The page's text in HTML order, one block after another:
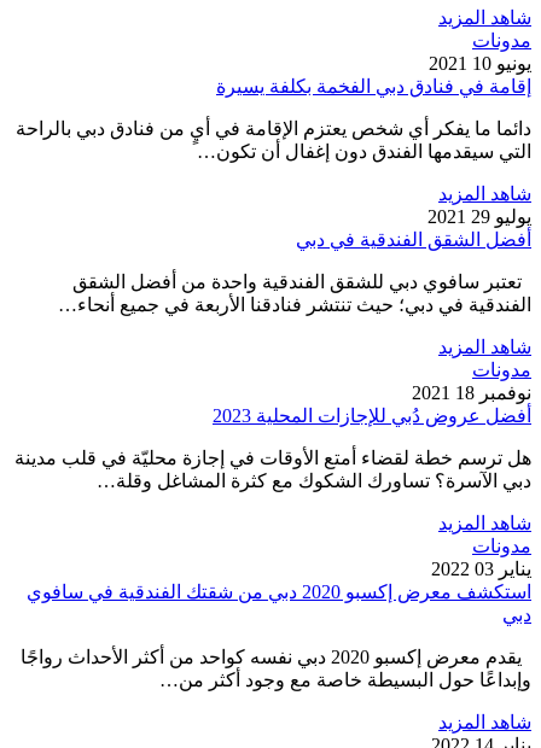
شاهد المزيد
مدونات
يونيو 10 2021
إقامة في فنادق دبي الفخمة بكلفة يسيرة
دائما ما يفكر أي شخص يعتزم الإقامة في أيٍ من فنادق دبي بالراحة
التي سيقدمها الفندق دون إغفال أن تكون…
شاهد المزيد
يوليو 29 2021
أفضل الشقق الفندقية في دبي
تعتبر سافوي دبي للشقق الفندقية واحدة من أفضل الشقق
الفندقية في دبي؛ حيث تنتشر فنادقنا الأربعة في جميع أنحاء…
شاهد المزيد
مدونات
نوفمبر 18 2021
أفضل عروض دُبي للإجازات المحلية 2023
هل ترسم خطة لقضاء أمتع الأوقات في إجازة محليّة في قلب مدينة
دبي الآسرة؟ تساورك الشكوك مع كثرة المشاغل وقلة…
شاهد المزيد
مدونات
يناير 03 2022
استكشف معرض إكسبو 2020 دبي من شقتك الفندقية في سافوي
دبي
يقدم معرض إكسبو 2020 دبي نفسه كواحد من أكثر الأحداث رواجًا
وإبداعًا حول البسيطة خاصة مع وجود أكثر من…
شاهد المزيد